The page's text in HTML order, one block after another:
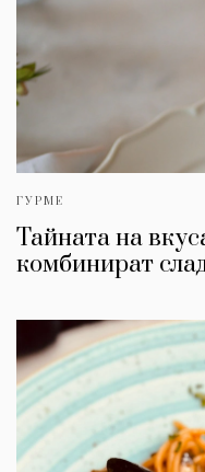
ГУРМЕ
Тайната на
комбинират